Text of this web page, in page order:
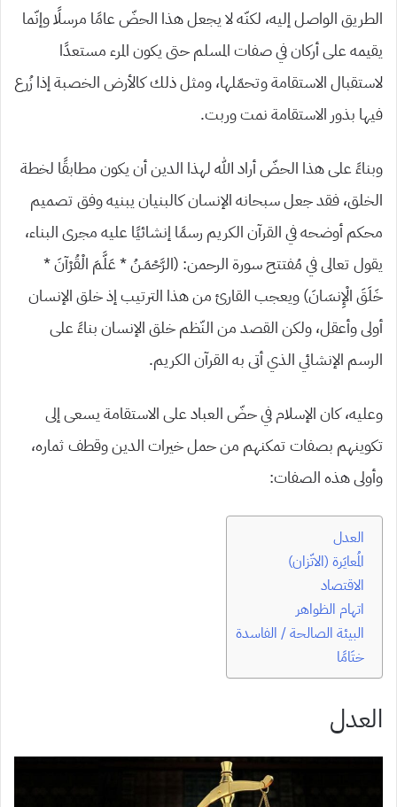
الطريق الواصل إليه، لكنّه لا يجعل هذا الحضّ عامًا مرسلًا وإنّما
يقيمه على أركان في صفات المسلم حتى يكون المرء مستعدًا
لاستقبال الاستقامة وتحمّلها، ومثل ذلك كالأرض الخصبة إذا زُرع
فيها بذور الاستقامة نمت وربت.
وبناءً على هذا الحضّ أراد الله لهذا الدين أن يكون مطابقًا لخطة
الخلق، فقد جعل سبحانه الإنسان كالبنيان يبنيه وفق تصميم
محكم أوضحه في القرآن الكريم رسمًا إنشائيًا عليه مجرى البناء،
يقول تعالى في مُفتتح سورة الرحمن: (الرَّحْمَـنُ * عَلَّمَ الْقُرْآنَ *
خَلَقَ الْإِنسَانَ) ويعجب القارئ من هذا الترتيب إذ خلق الإنسان
أولى وأعقل، ولكن القصد من النّظم خلق الإنسان بناءً على
الرسم الإنشائي الذي أتى به القرآن الكريم.
وعليه، كان الإسلام في حضّ العباد على الاستقامة يسعى إلى
تكوينهم بصفات تمكنهم من حمل خيرات الدين وقطف ثماره،
وأولى هذه الصفات:
العدل
المُعايَرة (الاتّزان)
الاقتصاد
اتهام الظواهر
البيئة الصالحة / الفاسدة
ختَامًا
العدل